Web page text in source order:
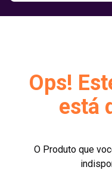
Ops!
está
O Produto que